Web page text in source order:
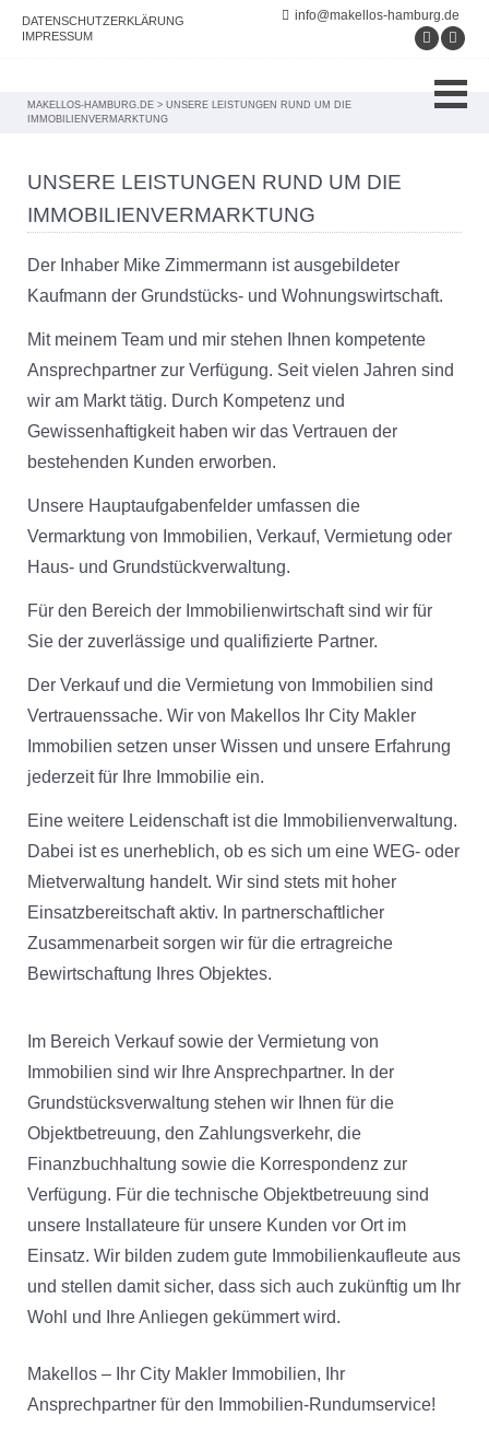
DATENSCHUTZERKLÄRUNG
IMPRESSUM
info@makellos-hamburg.de
MAKELLOS-HAMBURG.DE > UNSERE LEISTUNGEN RUND UM DIE
IMMOBILIENVERMARKTUNG
UNSERE LEISTUNGEN RUND UM DIE
IMMOBILIENVERMARKTUNG
Der Inhaber Mike Zimmermann ist ausgebildeter
Kaufmann der Grundstücks- und Wohnungswirtschaft.
Mit meinem Team und mir stehen Ihnen kompetente
Ansprechpartner zur Verfügung. Seit vielen Jahren sind
wir am Markt tätig. Durch Kompetenz und
Gewissenhaftigkeit haben wir das Vertrauen der
bestehenden Kunden erworben.
Unsere Hauptaufgabenfelder umfassen die
Vermarktung von Immobilien, Verkauf, Vermietung oder
Haus- und Grundstückverwaltung.
Für den Bereich der Immobilienwirtschaft sind wir für
Sie der zuverlässige und qualifizierte Partner.
Der Verkauf und die Vermietung von Immobilien sind
Vertrauenssache. Wir von Makellos Ihr City Makler
Immobilien setzen unser Wissen und unsere Erfahrung
jederzeit für Ihre Immobilie ein.
Eine weitere Leidenschaft ist die Immobilienverwaltung.
Dabei ist es unerheblich, ob es sich um eine WEG- oder
Mietverwaltung handelt. Wir sind stets mit hoher
Einsatzbereitschaft aktiv. In partnerschaftlicher
Zusammenarbeit sorgen wir für die ertragreiche
Bewirtschaftung Ihres Objektes.
Im Bereich Verkauf sowie der Vermietung von
Immobilien sind wir Ihre Ansprechpartner. In der
Grundstücksverwaltung stehen wir Ihnen für die
Objektbetreuung, den Zahlungsverkehr, die
Finanzbuchhaltung sowie die Korrespondenz zur
Verfügung. Für die technische Objektbetreuung sind
unsere Installateure für unsere Kunden vor Ort im
Einsatz. Wir bilden zudem gute Immobilienkaufleute aus
und stellen damit sicher, dass sich auch zukünftig um Ihr
Wohl und Ihre Anliegen gekümmert wird.
Makellos – Ihr City Makler Immobilien, Ihr
Ansprechpartner für den Immobilien-Rundumservice!